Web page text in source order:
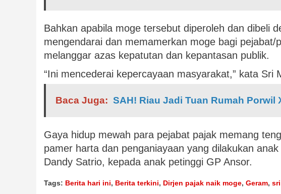
Bahkan apabila moge tersebut diperoleh dan dibeli
mengendarai dan memamerkan moge bagi pejabat/
melanggar azas kepatutan dan kepantasan publik.
“Ini mencederai kepercayaan masyarakat,” kata Sri
Baca Juga: SAH! Riau Jadi Tuan Rumah Porwil
Gaya hidup mewah para pejabat pajak memang
pamer harta dan penganiayaan yang dilakukan
Dandy Satrio, kepada anak petinggi GP Ansor.
Tags: Berita hari ini, Berita terkini, Dirjen pajak naik moge, Geram,